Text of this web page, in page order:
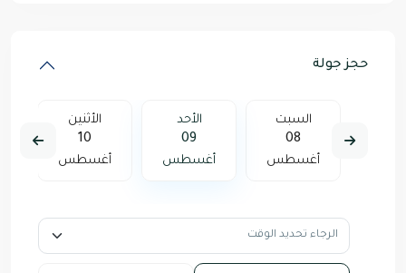
حجز جولة
السبت
08
أغسطس
الأحد
09
أغسطس
الأثنين
10
أغسطس